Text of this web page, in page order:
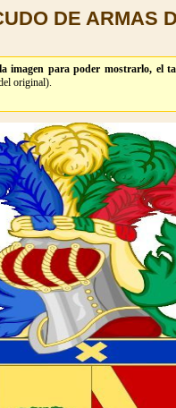
DE ARMAS
imagen para poder mostrarlo, el
original).